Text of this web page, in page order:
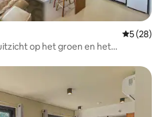
5 (28)
op het groen en het